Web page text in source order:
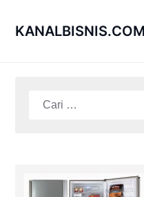
KANALBISNIS.COM
Cari